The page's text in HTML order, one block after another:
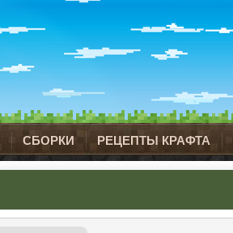
СБОРКИ РЕЦЕПТЫ КРАФТА